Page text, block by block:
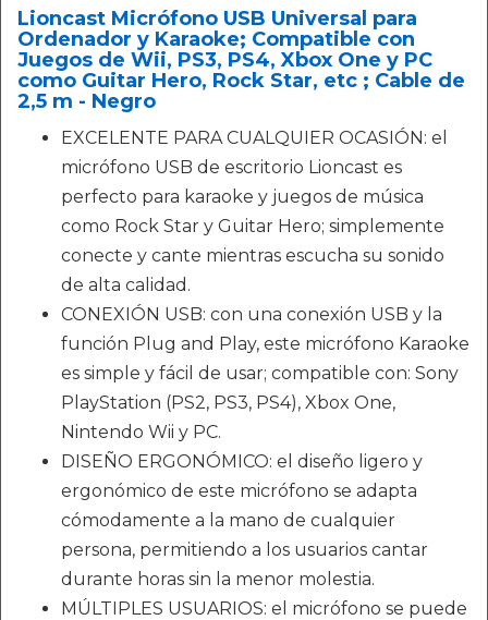
Lioncast Micrófono USB Universal para
Ordenador y Karaoke; Compatible con
Juegos de Wii, PS3, PS4, Xbox One y PC
como Guitar Hero, Rock Star, etc ; Cable de
2,5 m - Negro
EXCELENTE PARA CUALQUIER OCASIÓN: el
micrófono USB de escritorio Lioncast es
perfecto para karaoke y juegos de música
como Rock Star y Guitar Hero; simplemente
conecte y cante mientras escucha su sonido
de alta calidad.
CONEXIÓN USB: con una conexión USB y la
función Plug and Play, este micrófono Karaoke
es simple y fácil de usar; compatible con: Sony
PlayStation (PS2, PS3, PS4), Xbox One,
Nintendo Wii y PC.
DISEÑO ERGONÓMICO: el diseño ligero y
ergonómico de este micrófono se adapta
cómodamente a la mano de cualquier
persona, permitiendo a los usuarios cantar
durante horas sin la menor molestia.
MÚLTIPLES USUARIOS: el micrófono se puede